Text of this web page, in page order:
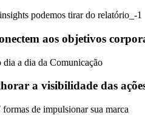
aos objetivos
a visibilidade das